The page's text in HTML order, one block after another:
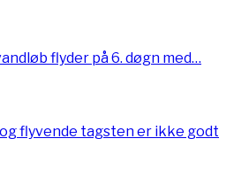
flyder på 6. døgn med…
flyvende tagsten er ikke godt